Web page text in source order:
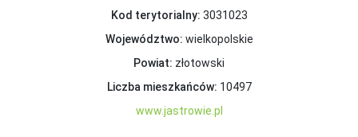
Kod terytorialny: 3031023
Województwo: wielkopolskie
Powiat: złotowski
Liczba mieszkańców: 10497
www.jastrowie.pl